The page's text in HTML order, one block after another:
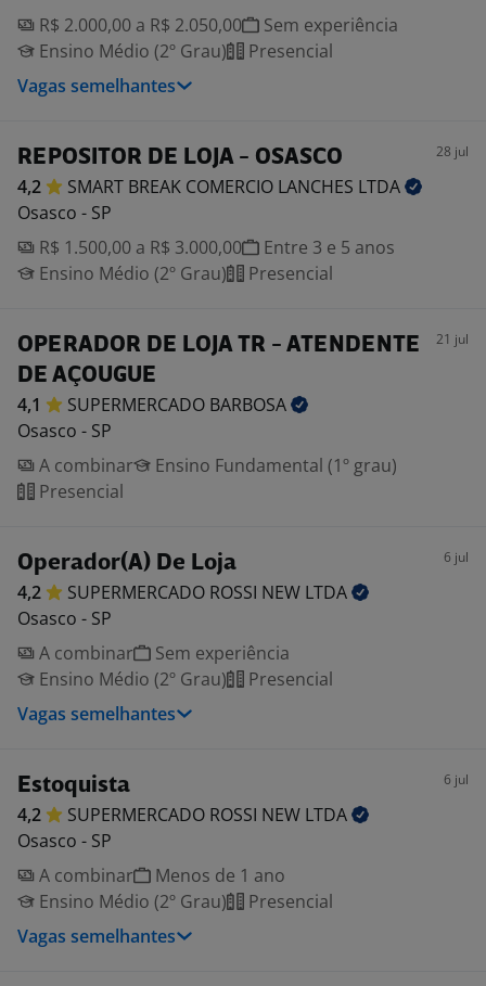
R$ 2.000,00 a R$ 2.050,00
Sem experiência
Ensino Médio (2º Grau)
Presencial
Vagas semelhantes
REPOSITOR DE LOJA - OSASCO 28 jul
4,2 SMART BREAK COMERCIO LANCHES LTDA
Osasco - SP
R$ 1.500,00 a R$ 3.000,00
Entre 3 e 5 anos
Ensino Médio (2º Grau)
Presencial
OPERADOR DE LOJA TR - ATENDENTE
DE AÇOUGUE
21 jul
4,1 SUPERMERCADO BARBOSA
Osasco - SP
A combinar
Ensino Fundamental (1º grau)
Presencial
Operador(A) De Loja 6 jul
4,2 SUPERMERCADO ROSSI NEW LTDA
Osasco - SP
A combinar
Sem experiência
Ensino Médio (2º Grau)
Presencial
Vagas semelhantes
Estoquista 6 jul
4,2 SUPERMERCADO ROSSI NEW LTDA
Osasco - SP
A combinar
Menos de 1 ano
Ensino Médio (2º Grau)
Presencial
Vagas semelhantes